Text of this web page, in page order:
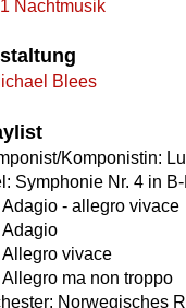
Nachtmusik
Blees
Komponistin:
Symphonie Nr. 4 in
Adagio - allegro vivace
Adagio
Allegro vivace
Allegro ma non troppo
Norwegisches